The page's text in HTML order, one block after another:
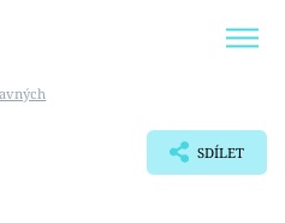
SDÍLET